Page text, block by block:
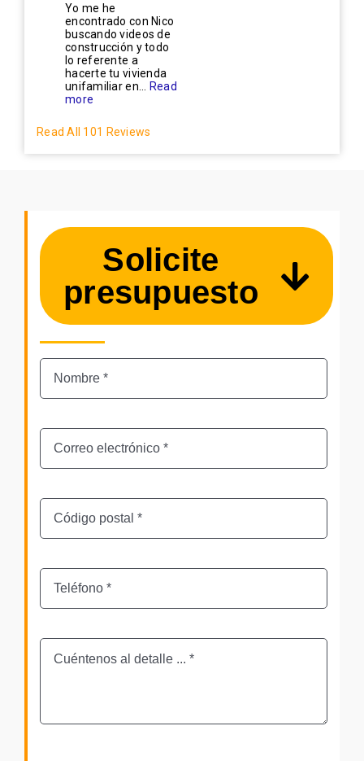
Yo me he
encontrado con Nico
buscando videos de
construcción y todo
lo referente a
hacerte tu vivienda
unifamiliar en...
Read
more
Read All 101 Reviews
Solicite
presupuesto